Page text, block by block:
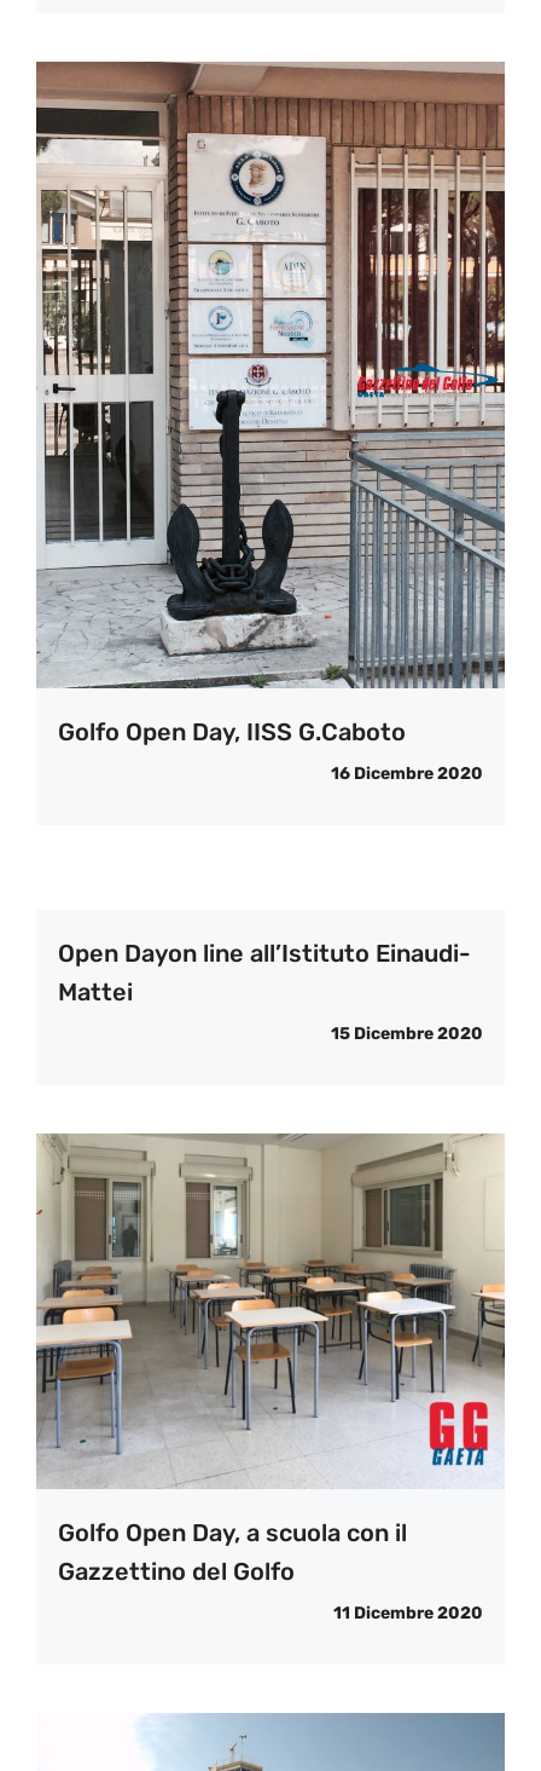
Golfo Open Day, IISS G.Caboto
16 Dicembre 2020
Open Dayon line all’Istituto Einaudi-
Mattei
15 Dicembre 2020
Golfo Open Day, a scuola con il
Gazzettino del Golfo
11 Dicembre 2020